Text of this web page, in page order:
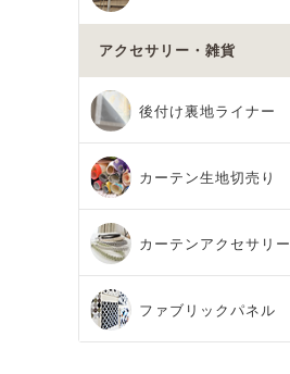
アクセサリー・雑貨
後付け裏地ライナー
カーテン生地切売り
カーテンアクセサリー
ファブリックパネル